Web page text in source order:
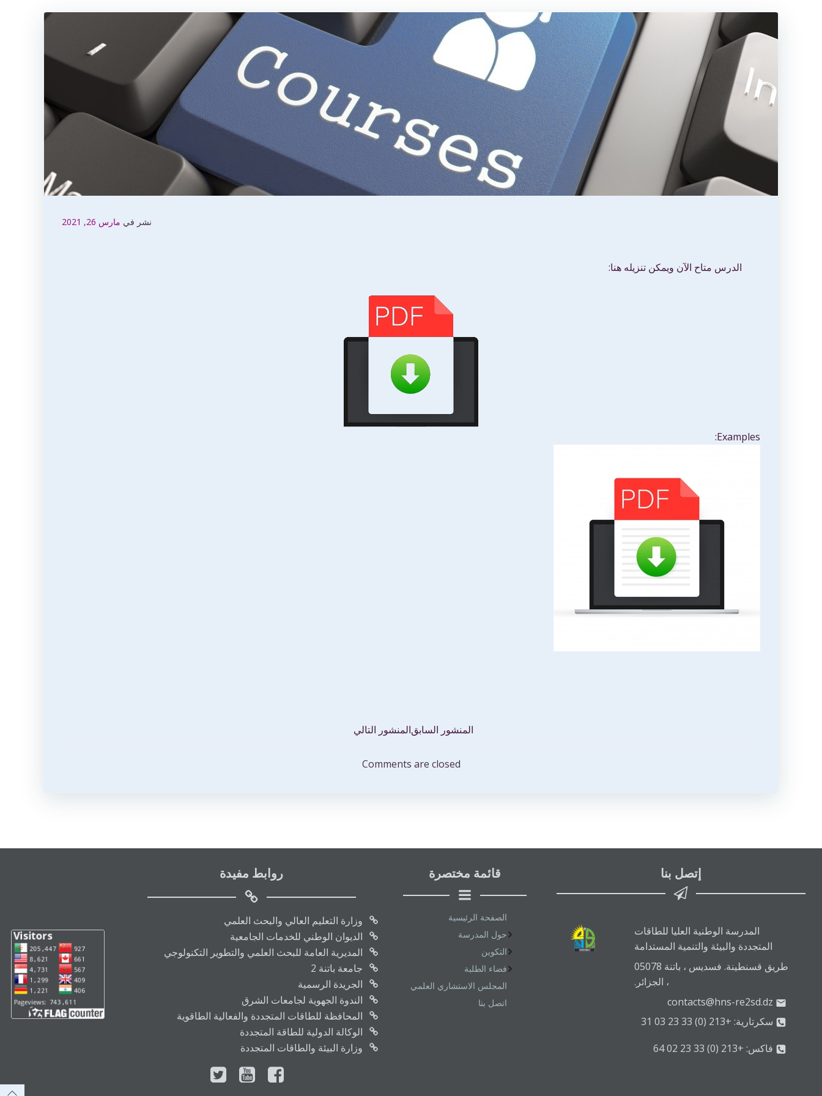
نشر في مارس 26, 2021
الدرس متاح الآن ويمكن تنزيله هنا:
Examples:
المنشور السابقتصفّح
المقالات
المنشور التالي
Comments are closed
إتصل بنا
المدرسة الوطنية العليا للطاقات
المتجددة والبيئة والتنمية المستدامة
طريق قسنطينة. فسديس ، باتنة 05078
، الجزائر.
contacts@hns-re2sd.dz
سكرتارية: +213 (0) 33 23 03 31
فاكس: +213 (0) 33 23 02 64
قائمة مختصرة
الصفحة الرئيسية
حول المدرسة
التكوين
فضاء الطلبة
المجلس الاستشاري العلمي
اتصل بنا
روابط مفيدة
وزارة التعليم العالي والبحث العلمي
الديوان الوطني للخدمات الجامعية
المديرية العامة للبحث العلمي والتطوير التكنولوجي
جامعة باتنة 2
الجريدة الرسمية
الندوة الجهوية لجامعات الشرق
المحافظة للطاقات المتجددة والفعالية الطاقوية
الوكالة الدولية للطاقة المتجددة
وزارة البيئة والطاقات المتجددة